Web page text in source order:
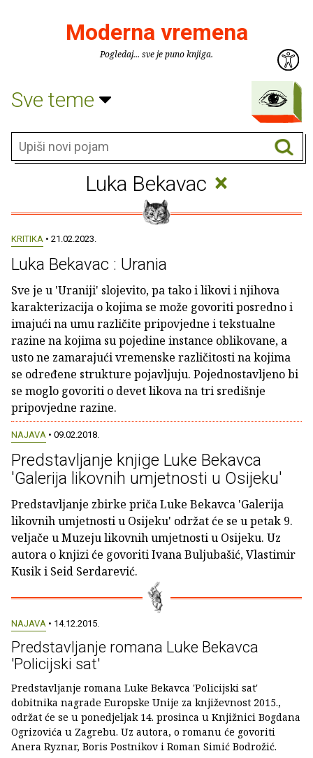
Moderna vremena
Pogledaj... sve je puno knjiga.
Sve teme
Luka Bekavac ×
KRITIKA • 21.02.2023.
Luka Bekavac : Urania
Sve je u 'Uraniji' slojevito, pa tako i likovi i njihova
karakterizacija o kojima se može govoriti posredno i
imajući na umu različite pripovjedne i tekstualne
razine na kojima su pojedine instance oblikovane, a
usto ne zamarajući vremenske različitosti na kojima
se određene strukture pojavljuju. Pojednostavljeno bi
se moglo govoriti o devet likova na tri središnje
pripovjedne razine.
NAJAVA • 09.02.2018.
Predstavljanje knjige Luke Bekavca
'Galerija likovnih umjetnosti u Osijeku'
Predstavljanje zbirke priča Luke Bekavca 'Galerija
likovnih umjetnosti u Osijeku' održat će se u petak 9.
veljače u Muzeju likovnih umjetnosti u Osijeku. Uz
autora o knjizi će govoriti Ivana Buljubašić, Vlastimir
Kusik i Seid Serdarević.
NAJAVA • 14.12.2015.
Predstavljanje romana Luke Bekavca
'Policijski sat'
Predstavljanje romana Luke Bekavca 'Policijski sat'
dobitnika nagrade Europske Unije za književnost 2015.,
održat će se u ponedjeljak 14. prosinca u Knjižnici Bogdana
Ogrizovića u Zagrebu. Uz autora, o romanu će govoriti
Anera Ryznar, Boris Postnikov i Roman Simić Bodrožić.